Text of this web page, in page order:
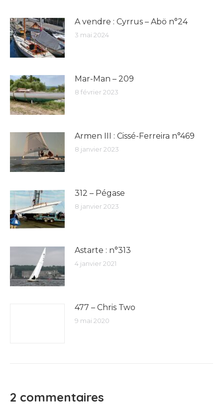
A vendre : Cyrrus – Abö n°24
3 mai 2024
Mar-Man – 209
8 février 2023
Armen III : Cissé-Ferreira n°469
8 janvier 2023
312 – Pégase
8 janvier 2023
Astarte : n°313
4 janvier 2021
477 – Chris Two
9 mai 2020
2 commentaires